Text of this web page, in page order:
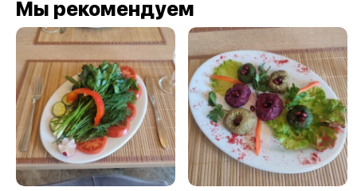
Мы рекомендуем